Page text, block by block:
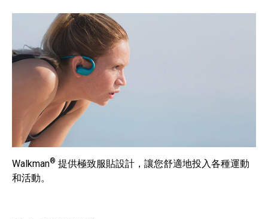
Walkman® 提供極致服貼設計，讓您舒適地投入各種運動
和活動。